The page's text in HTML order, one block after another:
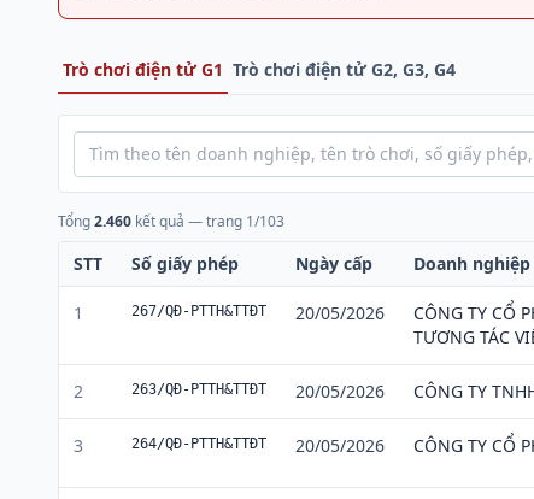
Trò chơi điện tử G1 Trò chơi điện tử G2, G3, G4
Tổng2.460 kết quả — trang 1/103
STT Số giấy phép Ngày cấp Doanh nghiệp
1 267/QĐ-PTTH&TTĐT 20/05/2026
CÔNG TY CỔ
TƯƠNG TÁC
2 263/QĐ-PTTH&TTĐT 20/05/2026 CÔNG TY
3 264/QĐ-PTTH&TTĐT 20/05/2026 CÔNG TY CỔ